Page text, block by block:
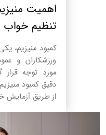
اهمیت
تنظیم خواب
کمبود منیزیم،
ورزشکاران و
مورد توجه
دقیق کمبود
از طریق